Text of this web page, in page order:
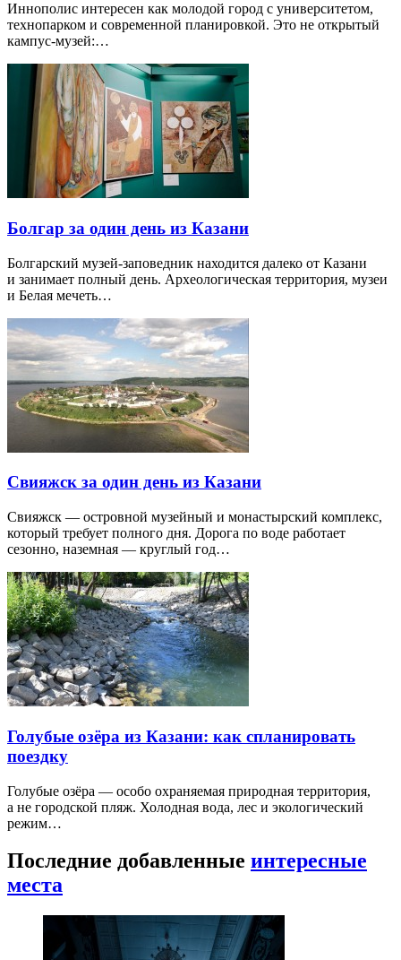
Иннополис интересен как молодой город с университетом,
технопарком и современной планировкой. Это не открытый
кампус-музей:…
Болгар за один день из Казани
Болгарский музей-заповедник находится далеко от Казани
и занимает полный день. Археологическая территория, музеи
и Белая мечеть…
Свияжск за один день из Казани
Свияжск — островной музейный и монастырский комплекс,
который требует полного дня. Дорога по воде работает
сезонно, наземная — круглый год…
Голубые озёра из Казани: как спланировать
поездку
Голубые озёра — особо охраняемая природная территория,
а не городской пляж. Холодная вода, лес и экологический
режим…
Последние добавленные интересные
места